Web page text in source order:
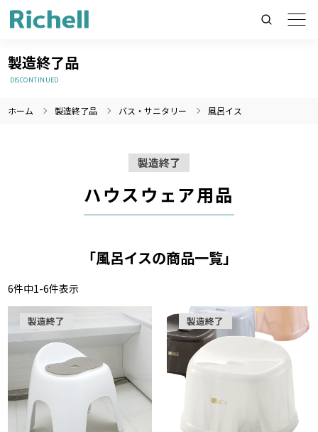
製品情報のみを検索
製造終了品
DISCONTINUED
ホーム 製造終了品 バス・サニタリー 風呂イス
製造終了
ハウスウェア用品
「風呂イスの商品一覧」
6件中1-6件表示
製造終了 製造終了